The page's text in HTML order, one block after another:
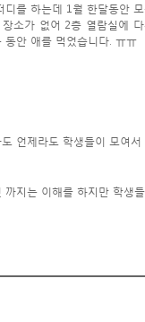
를 하는데 1월 한달동안
소가 없어 2층 열람실에
동안 애를 먹었습니다. ㅠㅠ
언제라도 학생들이 모여
지는 이해를 하지만 학생